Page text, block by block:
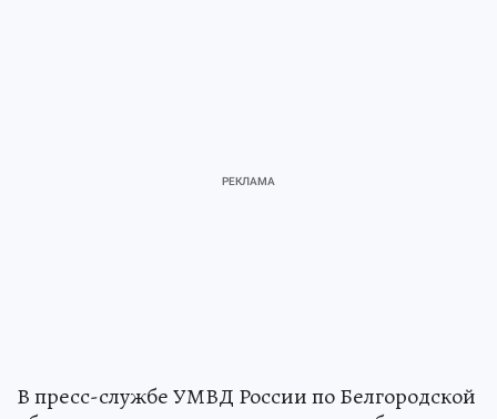
В пресс-службе УМВД России по Белгородской